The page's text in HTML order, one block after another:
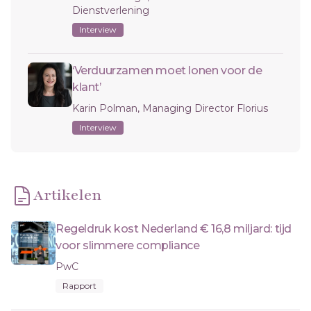
Dienstverlening
Interview
‘Verduurzamen moet lonen voor de
klant’
Karin Polman, Managing Director Florius
Interview
Artikelen
Regeldruk kost Nederland € 16,8 miljard: tijd
voor slimmere compliance
PwC
Rapport